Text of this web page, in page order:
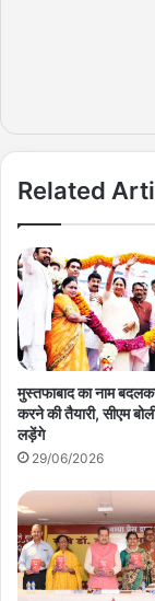
Related
मुस्तफाबाद का नाम बदलकर
करने की तैयारी, सीएम
लड़ेंगे
29/06/2026